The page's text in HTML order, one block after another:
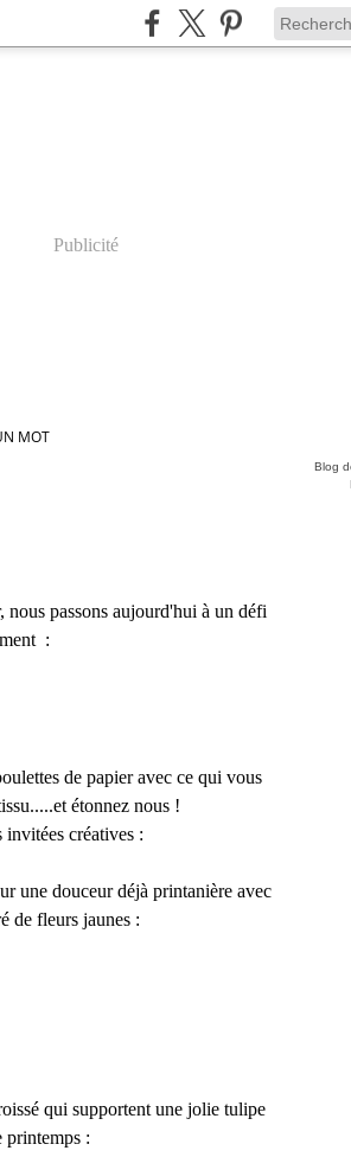
Publicité
MOT
nous passons aujourd'hui à un défi
:
de papier avec ce qui vous
étonnez nous !
créatives :
une douceur déjà printanière avec
de fleurs jaunes :
qui supportent une jolie tulipe
printemps :
Blog